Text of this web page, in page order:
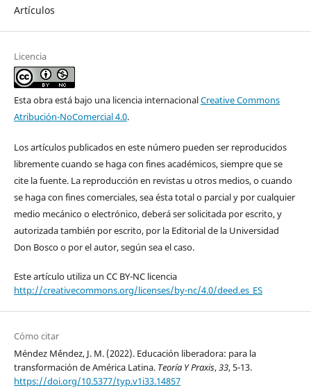
Artículos
Licencia
Esta obra está bajo una licencia internacionalCreative Commons
Atribución-NoComercial 4.0.
Los artículos publicados en este número pueden ser reproducidos
libremente cuando se haga con fines académicos, siempre que se
cite la fuente. La reproducción en revistas u otros medios, o cuando
se haga con fines comerciales, sea ésta total o parcial y por cualquier
medio mecánico o electrónico, deberá ser solicitada por escrito, y
autorizada también por escrito, por la Editorial de la Universidad
Don Bosco o por el autor, según sea el caso.
Este artículo utiliza un CC BY-NC licencia
http://creativecommons.org/licenses/by-nc/4.0/deed.es_ES
Cómo citar
Méndez M´éndez, J. M. (2022). Educación liberadora: para la
transformación de América Latina. Teoría Y Praxis,33, 5-13.
https://doi.org/10.5377/typ.v1i33.14857